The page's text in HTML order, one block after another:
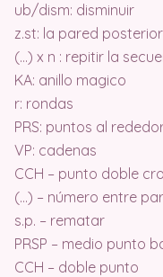
ub/dism: disminuir
z.st: la pared
(…) x n : repitir la
KA: anillo magico
r: rondas
PRS: puntos al
VP: cadenas
CCH – punto doble
(…) – número entre
s.p. – rematar
PRSP – medio punto
CCH – doble punto